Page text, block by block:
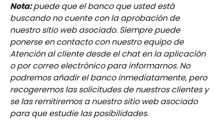
Nota: puede que el banco que usted está
buscando no cuente con la aprobación de
nuestro sitio web asociado. Siempre puede
ponerse en contacto con nuestro equipo de
Atención al cliente desde el chat en la aplicación
o por correo electrónico para informarnos. No
podremos añadir el banco inmediatamente, pero
recogeremos las solicitudes de nuestros clientes y
se las remitiremos a nuestro sitio web asociado
para que estudie las posibilidades.